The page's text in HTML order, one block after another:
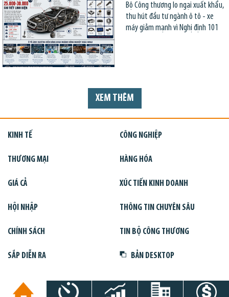
Bộ Công thương lo ngại xuất khẩu,
thu hút đầu tư ngành ô tô - xe
máy giảm mạnh vì Nghị định 101
XEM THÊM
KINH TẾ CÔNG NGHIỆP
THƯƠNG MẠI HÀNG HÓA
GIÁ CẢ XÚC TIẾN KINH DOANH
HỘI NHẬP THÔNG TIN CHUYÊN SÂU
CHÍNH SÁCH TIN BỘ CÔNG THƯƠNG
SẮP DIỄN RA BẢN DESKTOP